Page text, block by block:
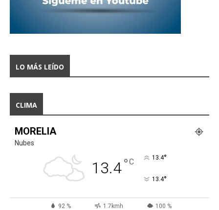
LO MÁS LEÍDO
CLIMA
MORELIA
Nubes
13.4°C 13.4°
13.4°
92 % 1.7kmh 100 %